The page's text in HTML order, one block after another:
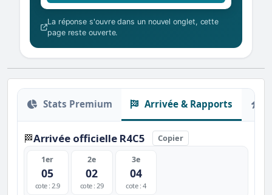
La réponse s'ouvre dans un nouvel onglet, cette
page reste ouverte.
Stats Premium Arrivée & Rapports
🏁Arrivée officielle R4C5 Copier
1er
05
cote : 2.9
2e
02
cote : 29
3e
04
cote : 4